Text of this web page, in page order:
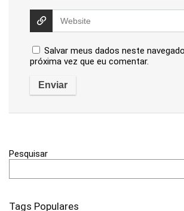
Salvar meus dados neste
próxima vez que eu comentar.
Pesquisar
Tags Populares